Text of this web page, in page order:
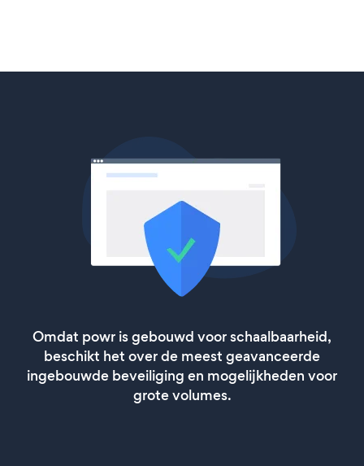
Omdat powr is gebouwd voor schaalbaarheid,
beschikt het over de meest geavanceerde
ingebouwde beveiliging en mogelijkheden voor
grote volumes.